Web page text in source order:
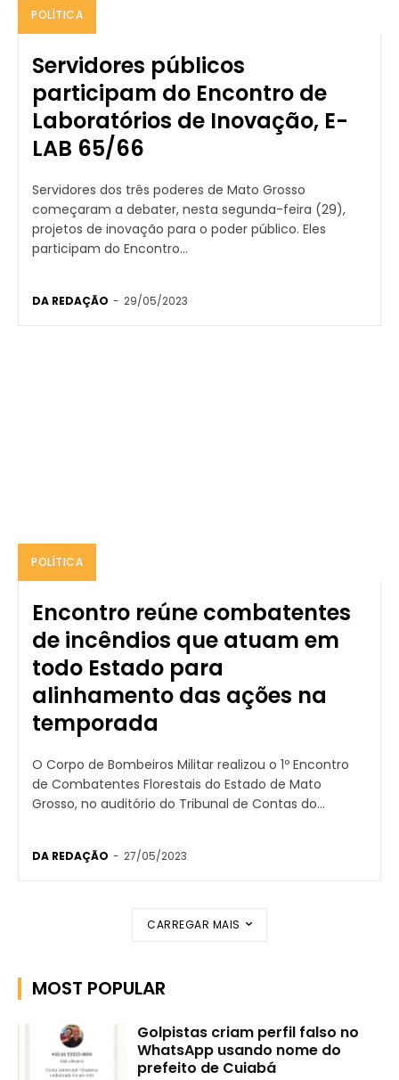
POLÍTICA
Servidores públicos
participam do Encontro de
Laboratórios de Inovação, E-
LAB 65/66
Servidores dos três poderes de Mato Grosso
começaram a debater, nesta segunda-feira (29),
projetos de inovação para o poder público. Eles
participam do Encontro...
DA REDAÇÃO - 29/05/2023
POLÍTICA
Encontro reúne combatentes
de incêndios que atuam em
todo Estado para
alinhamento das ações na
temporada
O Corpo de Bombeiros Militar realizou o 1º Encontro
de Combatentes Florestais do Estado de Mato
Grosso, no auditório do Tribunal de Contas do...
DA REDAÇÃO - 27/05/2023
CARREGAR MAIS
MOST POPULAR
Golpistas criam perfil falso no
WhatsApp usando nome do
prefeito de Cuiabá